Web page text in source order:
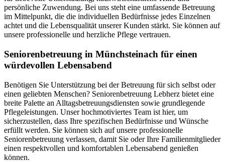
persönliche Zuwendung. Bei uns steht eine umfassende Betreuung
im Mittelpunkt, die die individuellen Bedürfnisse jedes Einzelnen
achtet und die Lebensqualität unserer Kunden stärkt. Sie können auf
unsere professionelle und herzliche Pflege vertrauen.
Senioren­betreuung in Münchsteinach für einen
würdevollen Lebensabend
Benötigen Sie Unterstützung bei der Betreuung für sich selbst oder
einen geliebten Menschen? Seniorenbetreuung Lebherz bietet eine
breite Palette an Alltagsbetreuungsdiensten sowie grundlegende
Pflegeleistungen. Unser hochmotiviertes Team ist hier, um
sicherzustellen, dass Ihre spezifischen Bedürfnisse und Wünsche
erfüllt werden. Sie können sich auf unsere professionelle
Seniorenbetreuung verlassen, damit Sie oder Ihre Familienmitglieder
einen respektvollen und komfortablen Lebensabend genießen
können.